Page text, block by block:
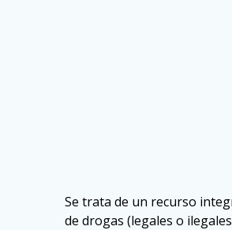
Se trata de un recurso
de drogas (legales o